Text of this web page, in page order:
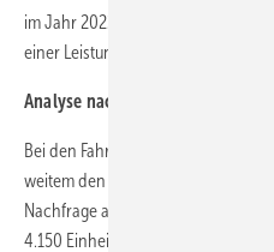
im Jahr 2022 fast 89.200
einer Leistung von fast 2.500 MW
Analyse nach Regionen
Bei den Fahrzeugen (die mit 85 %
weitem den größten Anteil
Nachfrage auf China und
4.150 Einheiten für alle